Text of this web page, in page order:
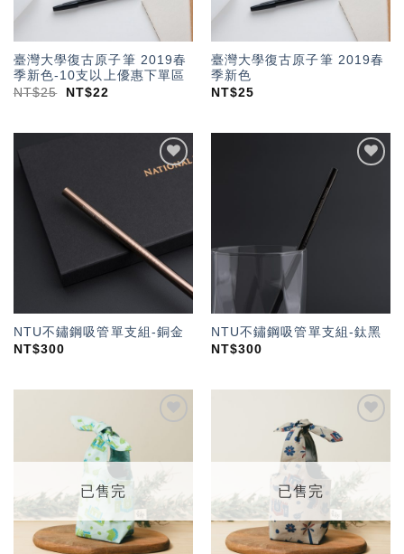
臺灣大學復古原子筆 2019春
季新色-10支以上優惠下單區
NT$25 NT$22
臺灣大學復古原子筆 2019春
季新色
NT$25
NTU不鏽鋼吸管單支組-銅金
NT$300
NTU不鏽鋼吸管單支組-鈦黑
NT$300
望輕
已售完
望輕
已售完